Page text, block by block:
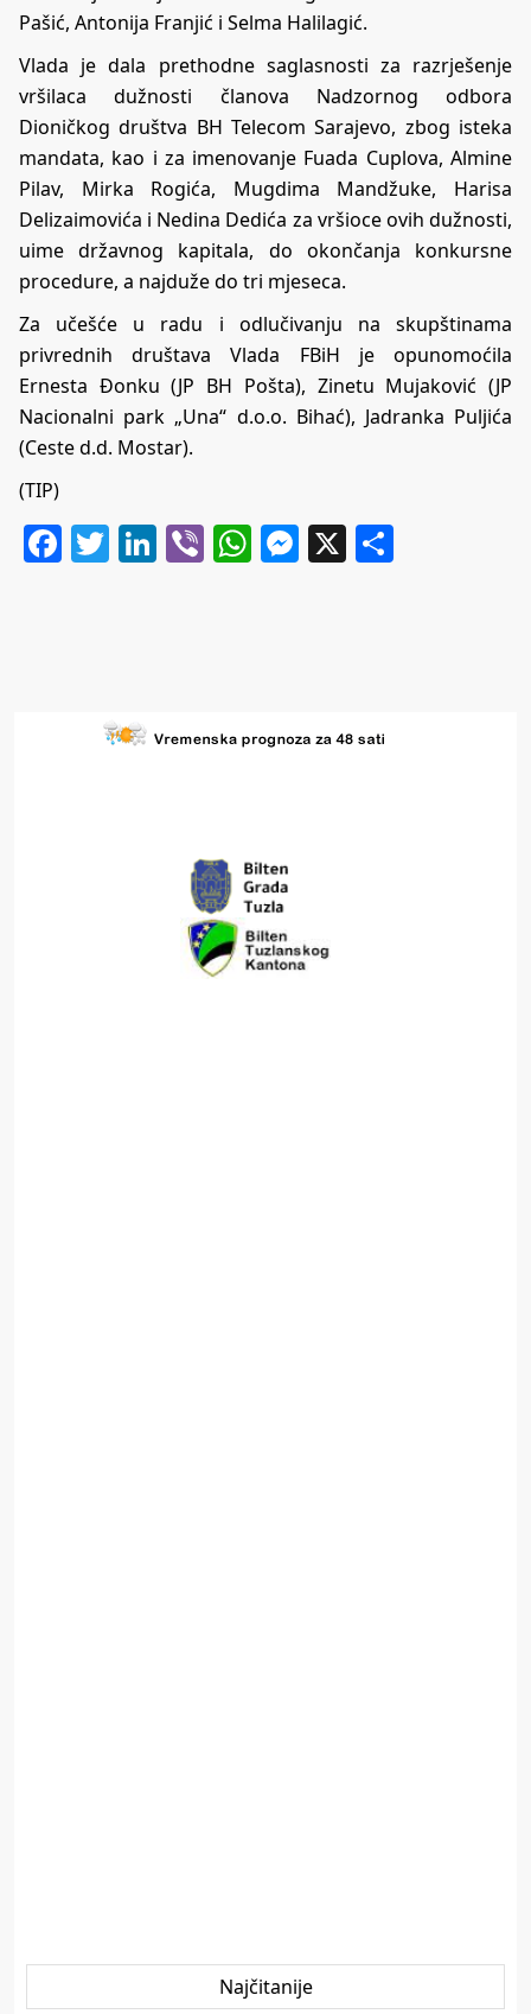
Pašić, Antonija Franjić i Selma Halilagić.
Vlada je dala prethodne saglasnosti za razrješenje
vršilaca dužnosti članova Nadzornog odbora
Dioničkog društva BH Telecom Sarajevo, zbog isteka
mandata, kao i za imenovanje Fuada Cuplova, Almine
Pilav, Mirka Rogića, Mugdima Mandžuke, Harisa
Delizaimovića i Nedina Dedića za vršioce ovih dužnosti,
uime državnog kapitala, do okončanja konkursne
procedure, a najduže do tri mjeseca.
Za učešće u radu i odlučivanju na skupštinama
privrednih društava Vlada FBiH je opunomoćila
Ernesta Đonku (JP BH Pošta), Zinetu Mujaković (JP
Nacionalni park „Una“ d.o.o. Bihać), Jadranka Puljića
(Ceste d.d. Mostar).
(TIP)
Facebook
Twitter
LinkedIn
ViberWhatsApp
Messenger
X
Najčitanije